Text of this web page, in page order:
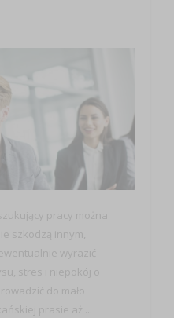
pracy można
szkodzą innym,
wyrazić
stres i niepokój o
do mało
prasie aż ...